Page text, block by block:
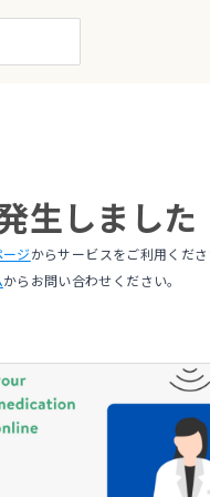
生しました
ージからサービスをご利用くだ
からお問い合わせください。